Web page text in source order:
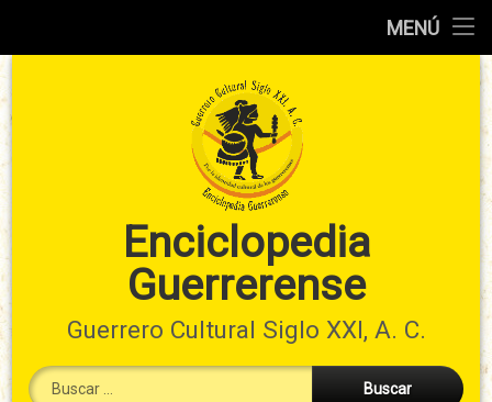
MENÚ
Enciclopedia
Guerrerense
Guerrero Cultural Siglo XXI, A. C.